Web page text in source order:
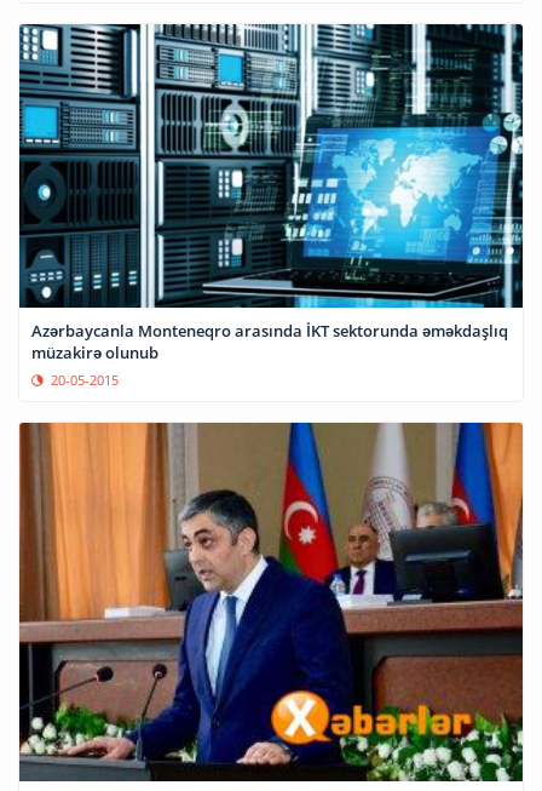
Azərbaycanla Monteneqro arasında İKT sektorunda əməkdaşlıq
müzakirə olunub
20-05-2015